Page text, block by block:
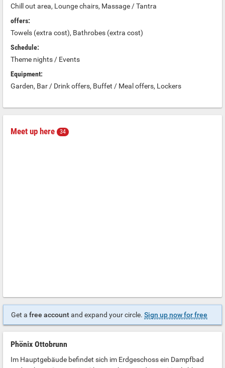
Chill out area, Lounge chairs, Massage / Tantra
offers:
Towels (extra cost), Bathrobes (extra cost)
Schedule:
Theme nights / Events
Equipment:
Garden, Bar / Drink offers, Buffet / Meal offers, Lockers
Meet up here 34
Get a free accountand expand your circle. Sign up now for free
Phönix Ottobrunn
Im Hauptgebäude befindet sich im Erdgeschoss ein Dampfbad